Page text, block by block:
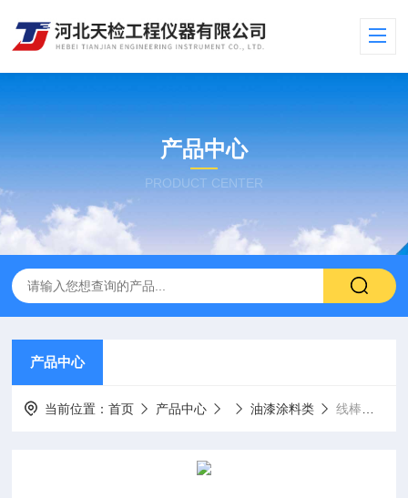
产品中心
PRODUCT CENTER
产品中心
当前位置：首页 产品中心 油漆涂料类 线棒涂膜器涂布器